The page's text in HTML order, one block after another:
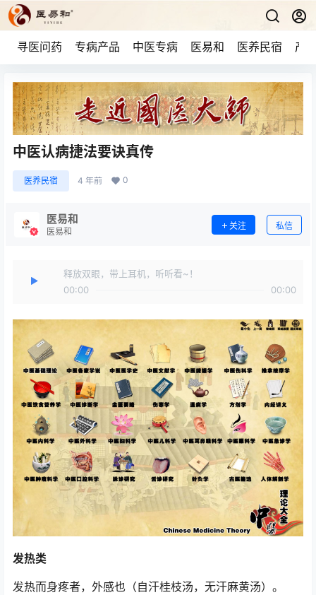
寻医问药 专病产品 中医专病 医易和 医养民宿 产
中医认病捷法要诀真传
医养民宿 4 年前 0
医易和
医易和
关注 私信
释放双眼，带上耳机，听听看~！
00:00
00:00
发热类
发热而身疼者，外感也（自汗桂枝汤，无汗麻黄汤）。